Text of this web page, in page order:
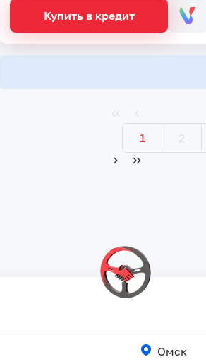
Купить в кредит
1 2
Омск